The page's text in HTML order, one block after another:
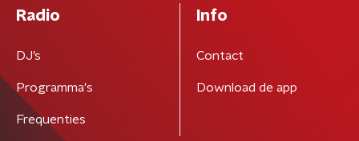
Radio
DJ’s
Programma's
Frequenties
Info
Contact
Download de app